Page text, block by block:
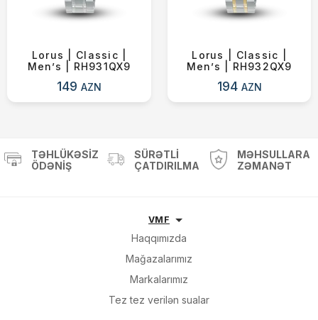
Lorus | Classic |
Men’s | RH931QX9
149AZN
Lorus | Classic |
Men’s | RH932QX9
194 AZN
TƏHLÜKƏSIZ
ÖDƏNIŞ
SÜRƏTLI
ÇATDIRILMA
MƏHSULLARA
ZƏMANƏT
VMF
Haqqımızda
Mağazalarımız
Markalarımız
Tez tez verilən sualar